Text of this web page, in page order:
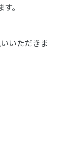
。
いただきま